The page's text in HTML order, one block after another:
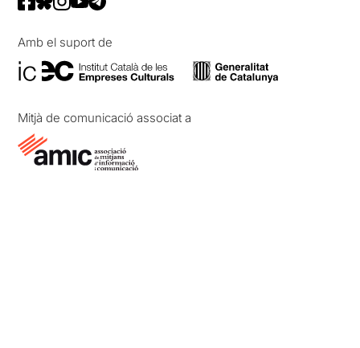
Amb el suport de
Mitjà de comunicació associat a